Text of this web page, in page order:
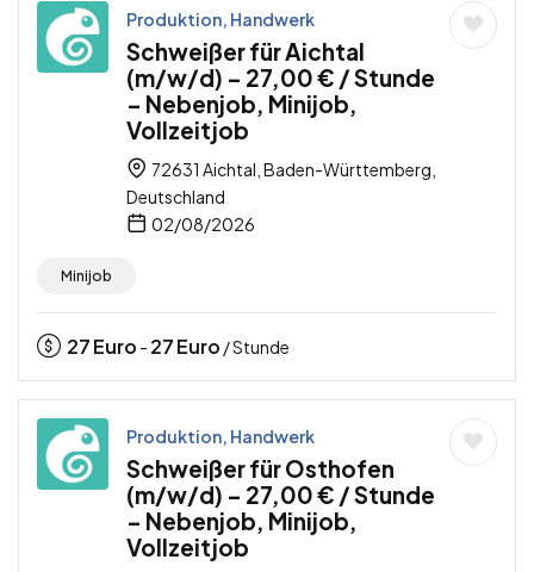
Produktion, Handwerk
Schweißer für Aichtal
(m/w/d) – 27,00 € / Stunde
– Nebenjob, Minijob,
Vollzeitjob
72631 Aichtal, Baden-Württemberg,
Deutschland
02/08/2026
Minijob
27Euro - 27Euro / Stunde
Produktion, Handwerk
Schweißer für Osthofen
(m/w/d) – 27,00 € / Stunde
– Nebenjob, Minijob,
Vollzeitjob